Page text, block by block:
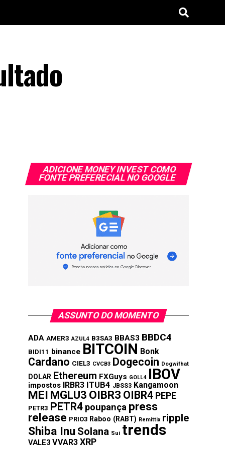
ADICIONE MONEY INVEST COMO
FONTE PREFERECIAL NO GOOGLE
ASSUNTO DO MOMENTO
ADA AMER3 AZUL4 B3SA3 BBAS3 BBDC4
BIDI11 binance BITCOIN Bonk
Cardano CIEL3 CVCB3 Dogecoin Dogwifhat
DOLAR Ethereum FXGuys GOLL4 IBOV
impostos IRBR3 ITUB4 JBSS3 Kangamoon
MEI MGLU3 OIBR3 OIBR4 PEPE
PETR3 PETR4 poupança press
release PRIO3 Raboo (RABT) Remittix ripple
Shiba Inu Solana Sui trends
VALE3 VVAR3 XRP